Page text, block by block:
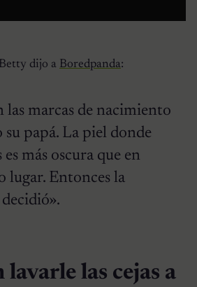
dijo a Boredpanda:
las marcas de nacimiento
su papá. La piel donde
es más oscura que en
lugar. Entonces la
las cejas a